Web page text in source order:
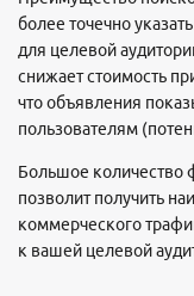
более точечно
для целевой
снижает стоимость
что объявления
пользователям
Большое количество
позволит получить
коммерческого
к вашей целевой